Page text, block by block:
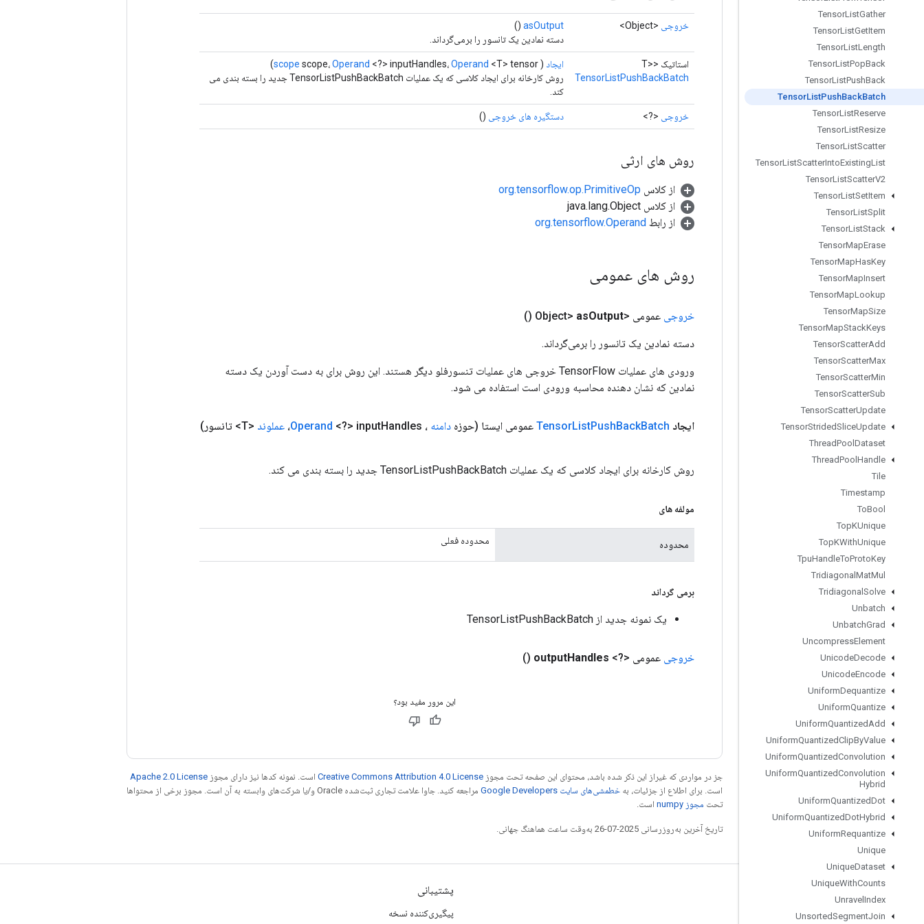
TensorListGather
TensorListGetItem
TensorListLength
TensorListPopBack
TensorListPushBack
TensorListPushBackBatch
TensorListReserve
TensorListResize
TensorListScatter
TensorListScatterIntoExistingList
TensorListScatterV2
TensorListSetItem
TensorListSplit
TensorListStack
TensorMapErase
TensorMapHasKey
TensorMapInsert
TensorMapLookup
TensorMapSize
TensorMapStackKeys
TensorScatterAdd
TensorScatterMax
TensorScatterMin
TensorScatterSub
TensorScatterUpdate
TensorStridedSliceUpdate
ThreadPool Dataset
ThreadPool Handle
Tile
Timestamp
ToBool
TopKUnique
TopKWithUnique
TpuHandleToProtoKey
Tridiagonal MatMul
Tridiagonal Solve
Unbatch
UnbatchGrad
UncompressElement
UnicodeDecode
UnicodeEncode
UniformDequantize
UniformQuantize
UniformQuantizedAdd
UniformQuantizedClipByValue
UniformQuantizedConvolution
UniformQuantizedConvolution
Hybrid
UniformQuantizedDot
UniformQuantizedDotHybrid
UniformRequantize
Unique
UniqueDataset
UniqueWithCounts
Unravel Index
UnsortedSegmentJoin
خروجی <Object>
asOutput
()
دسته نمادین یک تانسور را برمی‌گرداند.
استاتیک <T>
TensorListPushBackBatch
ایجاد (
scope scope،Operand <?> inputHandles،Operand <T> tensor)
روش کارخانه برای ایجاد کلاسی که یک عملیات TensorListPushBackBatch جدید را بسته بندی می
کند.
خروجی <?> دستگیره های خروجی ()
روش های ارثی
از کلاس org.tensorflow.op.PrimitiveOp
از کلاس java.lang.Object
از رابط org.tensorflow.Operand
روش های عمومی
خروجی عمومی <Object> asOutput
()
دسته نمادین یک تانسور را برمی‌گرداند.
ورودی های عملیات TensorFlow خروجی های عملیات تنسورفلو دیگر هستند. این روش برای به دست آوردن یک دسته
نمادین که نشان دهنده محاسبه ورودی است استفاده می شود.
ایجاد TensorListPushBackBatch عمومی ایستا (حوزه دامنه ، Operand <?> inputHandles، عملوند <T> تانسور)
روش کارخانه برای ایجاد کلاسی که یک عملیات TensorListPushBackBatch جدید را بسته بندی می کند.
مولفه های
محدوده محدوده فعلی
برمی گرداند
یک نمونه جدید از TensorListPushBackBatch
خروجی عمومی <?> outputHandles
()
این مرور مفید بود؟
جز در مواردی که غیراز این ذکر شده باشد، محتوای این صفحه تحت مجوز Creative Commons Attribution 4.0 License است. نمونه کدها نیز دارای مجوز Apache 2.0 License
است. برای اطلاع از جزئیات، به خطمشی‌های سایت Google Developers‏
مراجعه کنید. جاوا علامت تجاری ثبت‌شده Oracle و/یا شرکت‌های وابسته به آن است. مجوز برخی از محتواها
تحت مجوز numpy‏ است.
تاریخ آخرین به‌روزرسانی 2025-07-26 به‌وقت ساعت هماهنگ جهانی.
مرتبط بمانید
وبلاگ
پشتیبانی
پیگیری‌کننده نسخه